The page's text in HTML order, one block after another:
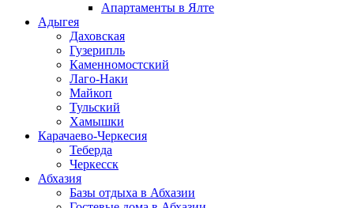
Апартаменты в Ялте
Адыгея
Даховская
Гузерипль
Каменномостский
Лаго-Наки
Майкоп
Тульский
Хамышки
Карачаево-Черкесия
Теберда
Черкесск
Абхазия
Базы отдыха в Абхазии